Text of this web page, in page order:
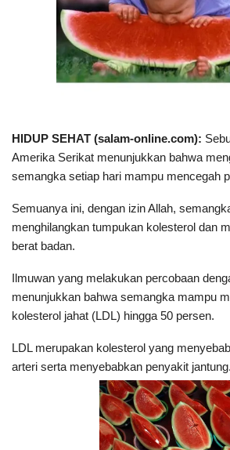
HIDUP SEHAT (salam-online.com):
Amerika Serikat menunjukkan bahwa
semangka setiap hari mampu mencegah
Semuanya ini, dengan izin Allah,
menghilangkan tumpukan kolesterol dan
berat badan.
Ilmuwan yang melakukan percobaan
menunjukkan bahwa semangka mampu
kolesterol jahat (LDL) hingga 50 persen.
LDL merupakan kolesterol yang
arteri serta menyebabkan penyakit jantung.